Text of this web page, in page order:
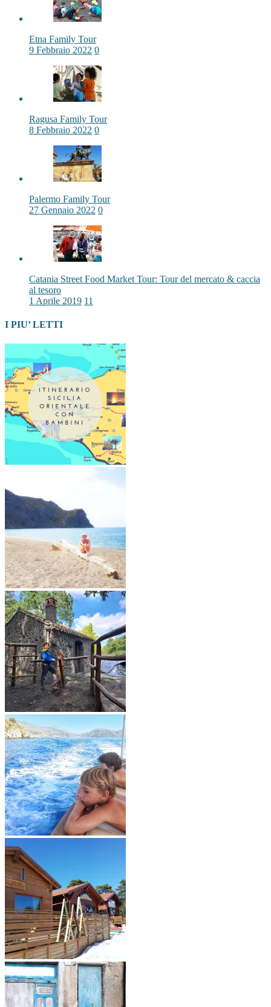
Etna Family Tour
9 Febbraio 2022 0
Ragusa Family Tour
8 Febbraio 2022 0
Palermo Family Tour
27 Gennaio 2022 0
Catania Street Food Market Tour: Tour del mercato & caccia
al tesoro
1 Aprile 2019 11
I PIU’ LETTI